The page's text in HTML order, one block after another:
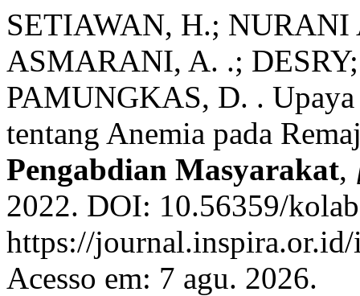
SETIAWAN, H.;
ASMARANI, A. .;
PAMUNGKAS, D. . Upaya
tentang Anemia pada
Pengabdian Masyarakat,
2022. DOI: 10.56359/
https://
Acesso em: 7 agu. 2026.